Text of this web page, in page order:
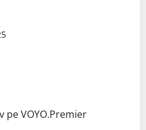
pe VOYO.Premier